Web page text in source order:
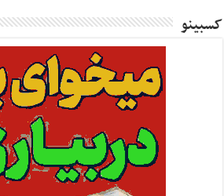
کسبینو